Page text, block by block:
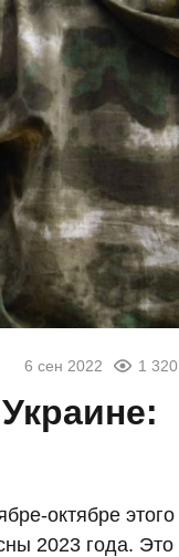
6 сен 2022 1 320
октябре этого
2023 года. Это